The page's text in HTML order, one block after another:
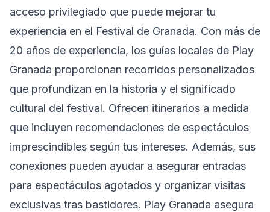
acceso privilegiado que puede mejorar tu
experiencia en el Festival de Granada. Con más de
20 años de experiencia, los guías locales de Play
Granada proporcionan recorridos personalizados
que profundizan en la historia y el significado
cultural del festival. Ofrecen itinerarios a medida
que incluyen recomendaciones de espectáculos
imprescindibles según tus intereses. Además, sus
conexiones pueden ayudar a asegurar entradas
para espectáculos agotados y organizar visitas
exclusivas tras bastidores. Play Granada asegura